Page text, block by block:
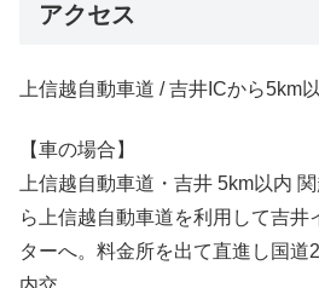
アクセス
上信越自動車道 / 吉井ICから5km
【車の場合】
上信越自動車道・吉井 5km以内
ら上信越自動車道を利用して吉井
ターへ。料金所を出て直進し国道